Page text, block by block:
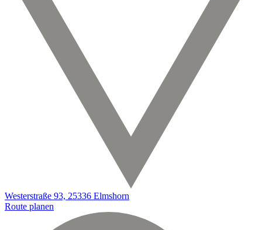
Westerstraße 93, 25336 Elmshorn
Route planen